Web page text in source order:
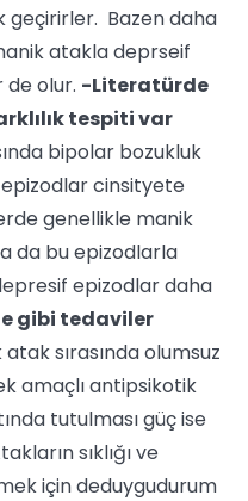
geçirirler. Bazen daha
atakla deprseif
de olur. -Literatürde
tespiti var
bipolar bozukluk
epizodlar cinsityete
genellikle manik
da bu epizodlarla
epizodlar daha
gibi tedaviler
sırasında olumsuz
amaçlı antipsikotik
tutulması güç ise
sıklığı ve
için deduygudurum